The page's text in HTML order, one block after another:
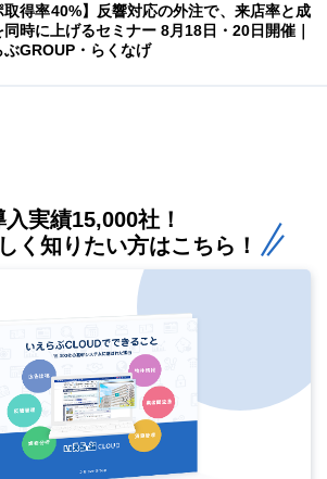
取得率40%】反響対応の外注で、来店率と成
時に上げるセミナー 8月18日・20日開催｜
ぶGROUP・らくなげ
入実績15,000社！
く知りたい方はこちら！